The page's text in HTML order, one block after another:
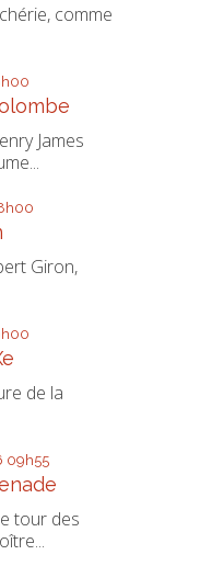
comme
James
Giron,
de la
09h55
tour des